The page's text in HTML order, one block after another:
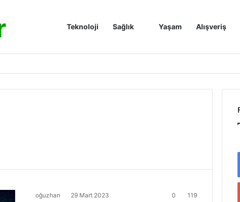
Anasayfa
Teknoloji Sağlık Yaşam Alışveriş
oğuzhan 29 Mart 2023 0 119